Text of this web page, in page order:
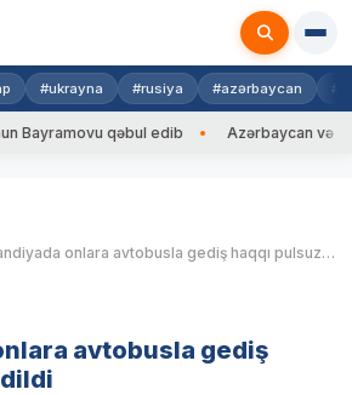
#ukrayna #rusiya #azərbaycan
qəbul edib Azərbaycan və
Şotlandiyada onlara avtobusla gediş haqqı pulsuz edildi
avtobusla gediş